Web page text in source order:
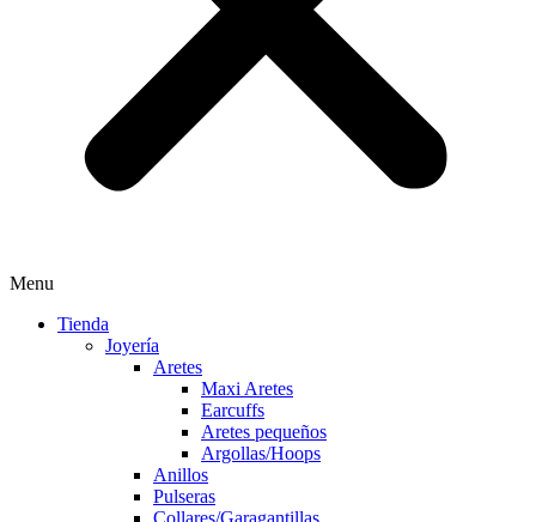
Menu
Tienda
Joyería
Aretes
Maxi Aretes
Earcuffs
Aretes pequeños
Argollas/Hoops
Anillos
Pulseras
Collares/Garagantillas